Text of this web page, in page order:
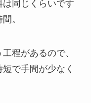
同じくらいです
。
程があるので、
で手間が少なく